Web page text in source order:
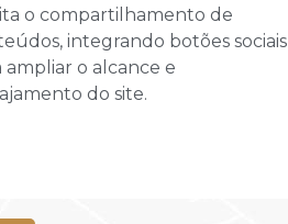
o compartilhamento de
integrando botões sociais
ampliar o alcance e
do site.